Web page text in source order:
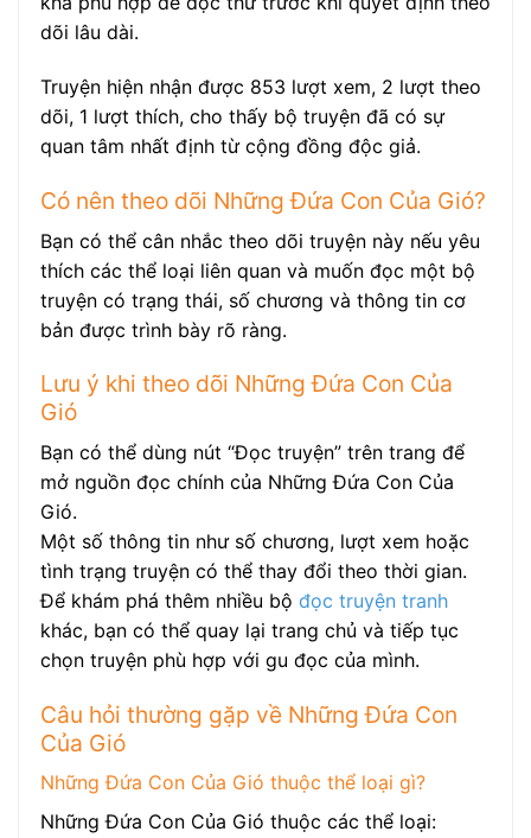
dõi lâu dài.
Truyện hiện nhận được 853 lượt xem, 2 lượt theo
dõi, 1 lượt thích, cho thấy bộ truyện đã có sự
quan tâm nhất định từ cộng đồng độc giả.
Có nên theo dõi Những Đứa Con Của Gió?
Bạn có thể cân nhắc theo dõi truyện này nếu yêu
thích các thể loại liên quan và muốn đọc một bộ
truyện có trạng thái, số chương và thông tin cơ
bản được trình bày rõ ràng.
Lưu ý khi theo dõi Những Đứa Con Của
Gió
Bạn có thể dùng nút “Đọc truyện” trên trang để
mở nguồn đọc chính của Những Đứa Con Của
Gió.
Một số thông tin như số chương, lượt xem hoặc
tình trạng truyện có thể thay đổi theo thời gian.
Để khám phá thêm nhiều bộ đọc truyện tranh
khác, bạn có thể quay lại trang chủ và tiếp tục
chọn truyện phù hợp với gu đọc của mình.
Câu hỏi thường gặp về Những Đứa Con
Của Gió
Những Đứa Con Của Gió thuộc thể loại gì?
Những Đứa Con Của Gió thuộc các thể loại: